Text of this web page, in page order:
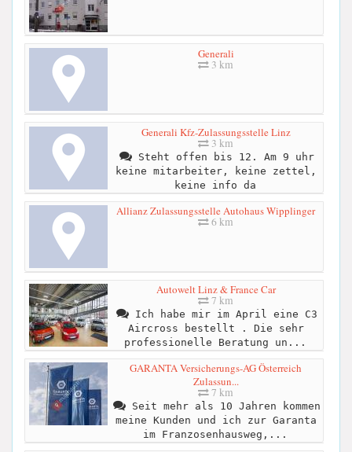
Generali
3 km
Generali Kfz-Zulassungsstelle Linz
3 km
Steht offen bis 12. Am 9 uhr
keine mitarbeiter, keine zettel,
keine info da
Allianz Zulassungsstelle Autohaus Wipplinger
6 km
Autowelt Linz & France Car
7 km
Ich habe mir im April eine C3
Aircross bestellt . Die sehr
professionelle Beratung un...
GARANTA Versicherungs-AG Österreich
Zulassun...
7 km
Seit mehr als 10 Jahren kommen
meine Kunden und ich zur Garanta
im Franzosenhausweg,...